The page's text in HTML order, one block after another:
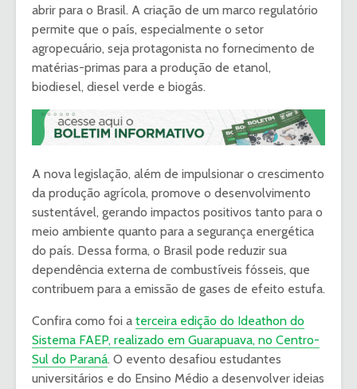
abrir para o Brasil. A criação de um marco regulatório
permite que o país, especialmente o setor
agropecuário, seja protagonista no fornecimento de
matérias-primas para a produção de etanol,
biodiesel, diesel verde e biogás.
A nova legislação, além de impulsionar o crescimento
da produção agrícola, promove o desenvolvimento
sustentável, gerando impactos positivos tanto para o
meio ambiente quanto para a segurança energética
do país. Dessa forma, o Brasil pode reduzir sua
dependência externa de combustíveis fósseis, que
contribuem para a emissão de gases de efeito estufa.
Confira como foi a terceira edição do Ideathon do
Sistema FAEP, realizado em Guarapuava, no Centro-
Sul do Paraná. O evento desafiou estudantes
universitários e do Ensino Médio a desenvolver ideias